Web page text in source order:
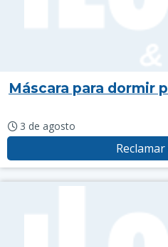
Máscara para dormir
3 de agosto